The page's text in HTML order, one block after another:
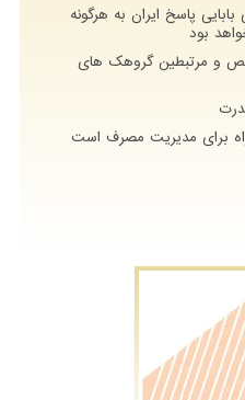
پاسخ ایران به هرگونه
بود
شاخص و مرتبطین گروهک های
راه برای مدیریت مصرف است